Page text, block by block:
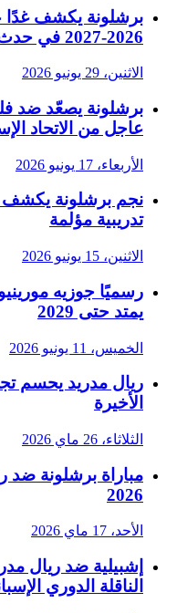
برشلونة يكشف
2026-2027 في حدث خاص
الاثنين، 29 يونيو 2026
برشلونة يصعّد ضد
عاجل من الاتحاد
الأربعاء، 17 يونيو 2026
نجم برشلونة يكشف
تدريبية مؤلمة
الاثنين، 15 يونيو 2026
رسميًا جوزيه
يمتد حتى 2029
الخميس، 11 يونيو 2026
ريال مدريد يحسم
الأخيرة
الثلاثاء، 26 ماي 2026
مباراة برشلونة ضد
2026
الأحد، 17 ماي 2026
إشبيلية ضد ريال
الناقلة الدوري الإسباني